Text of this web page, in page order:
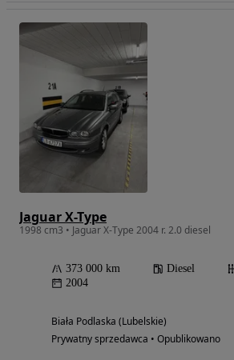
Jaguar X-Type
1998 cm3 • Jaguar X-Type 2004 r. 2.0 diesel
373 000 km Diesel
2004
Biała Podlaska (Lubelskie)
Prywatny sprzedawca • Opublikowano